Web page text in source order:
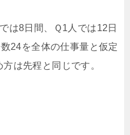
は8日間、Ｑ1人では12日
24を全体の仕事量と仮定
は先程と同じです。